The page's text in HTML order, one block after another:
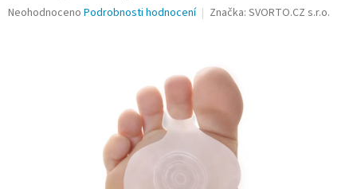
Průměrné
Neohodnoceno Podrobnosti hodnocení Značka: SVORTO.CZ s.r.o.